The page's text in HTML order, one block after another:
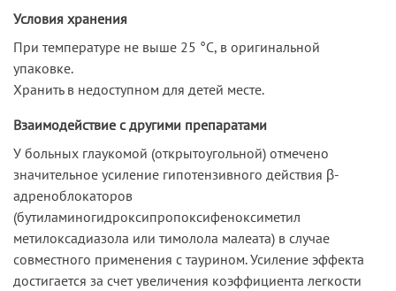
Условия хранения
При температуре не выше 25 °С, в оригинальной
упаковке.
Хранить в недоступном для детей месте.
Взаимодействие с другими препаратами
У больных глаукомой (открытоугольной) отмечено
значительное усиление гипотензивного действия β-
адреноблокаторов
(бутиламиногидроксипропоксифеноксиметил
метилоксадиазола или тимолола малеата) в случае
совместного применения с таурином. Усиление эффекта
достигается за счет увеличения коэффициента легкости